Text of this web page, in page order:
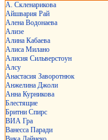
А. Скленарикова
Айшвария Рай
Алена Водонаева
Ализе
Алина Кабаева
Алиса Милано
Алисия Сильверстоун
Алсу
Анастасия Заворотнюк
Анжелина Джоли
Анна Курникова
Блестящие
Бритни Спирс
ВИА Гра
Ванесса Паради